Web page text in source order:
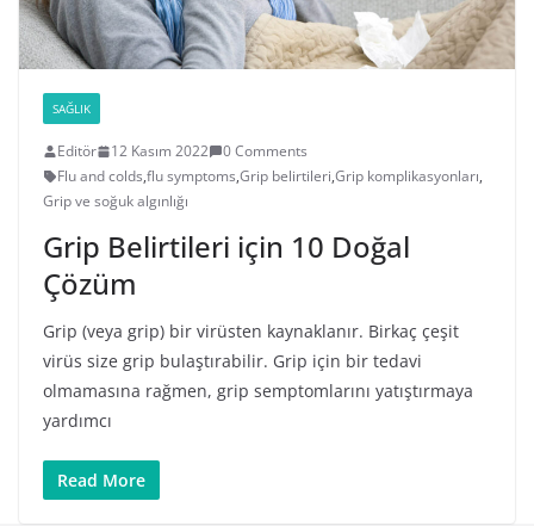
SAĞLIK
Editör 12 Kasım 2022
0 Comments
Flu and colds,flu symptoms,Grip belirtileri,Grip komplikasyonları,
Grip ve soğuk algınlığı
Grip Belirtileri için 10 Doğal
Çözüm
Grip (veya grip) bir virüsten kaynaklanır. Birkaç çeşit
virüs size grip bulaştırabilir. Grip için bir tedavi
olmamasına rağmen, grip semptomlarını yatıştırmaya
yardımcı
Read More